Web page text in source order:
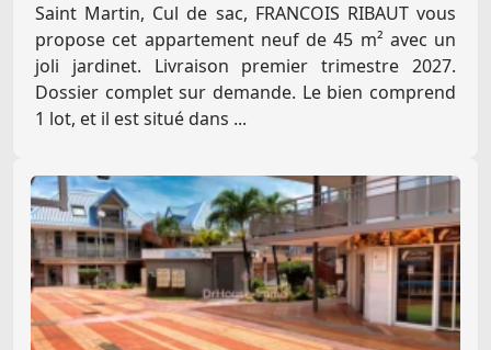
Saint Martin, Cul de sac, FRANCOIS RIBAUT vous
propose cet appartement neuf de 45 m² avec un
joli jardinet. Livraison premier trimestre 2027.
Dossier complet sur demande. Le bien comprend
1 lot, et il est situé dans ...